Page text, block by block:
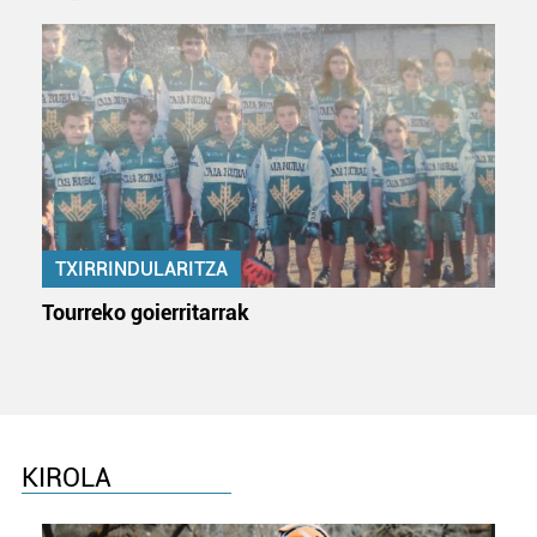
TXIRRINDULARITZA
Tourreko goierritarrak
KIROLA